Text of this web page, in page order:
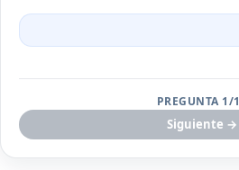
PREGUNTA 1/
Siguiente →